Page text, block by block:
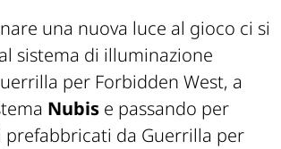
una nuova luce al gioco ci si
sistema di illuminazione
per Forbidden West, a
Nubis e passando per
prefabbricati da Guerrilla per